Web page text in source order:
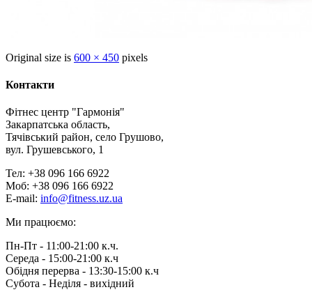
Original size is 600 × 450 pixels
Контакти
Фітнес центр "Гармонія"
Закарпатська область,
Тячівський район, село Грушово,
вул. Грушевського, 1
Тел: +38 096 166 6922
Моб: +38 096 166 6922
E-mail: info@fitness.uz.ua
Ми працюємо:
Пн-Пт - 11:00-21:00 к.ч.
Середа - 15:00-21:00 к.ч
Обідня перерва - 13:30-15:00 к.ч
Субота - Неділя - вихідний